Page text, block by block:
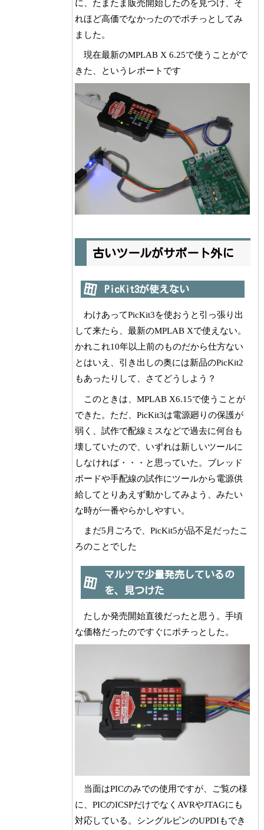
に、たまたま販売開始したのを見つけ、そ
れほど高価でなかったのでポチっとしてみ
ました。
現在最新のMPLAB X 6.25で使うことがで
きた、というレポートです
古いツールがサポート外に
PicKit3が使えない
わけあってPicKit3を使おうと引っ張り出
して来たら、最新のMPLAB Xで使えない。
かれこれ10年以上前のものだから仕方ない
とはいえ、引き出しの奥には新品のPicKit2
もあったりして、さてどうしよう？
このときは、MPLAB X6.15で使うことが
できた。ただ、PicKit3は電源廻りの保護が
弱く、試作で配線ミスなどで過去に何台も
壊していたので、いずれは新しいツールに
しなければ・・・と思っていた。ブレッド
ボードや手配線の試作にツールから電源供
給してとりあえず動かしてみよう、みたい
な時が一番やらかしやすい。
まだ5月ごろで、PicKit5が品不足だったこ
ろのことでした
マルツで少量発売しているの
を、見つけた
たしか発売開始直後だったと思う。手頃
な価格だったのですぐにポチっとした。
当面はPICのみでの使用ですが、ご覧の様
に、PICのICSPだけでなくAVRやJTAGにも
対応している。シングルピンのUPDIもでき